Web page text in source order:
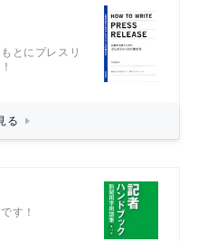
とにプレスリ
る
す！